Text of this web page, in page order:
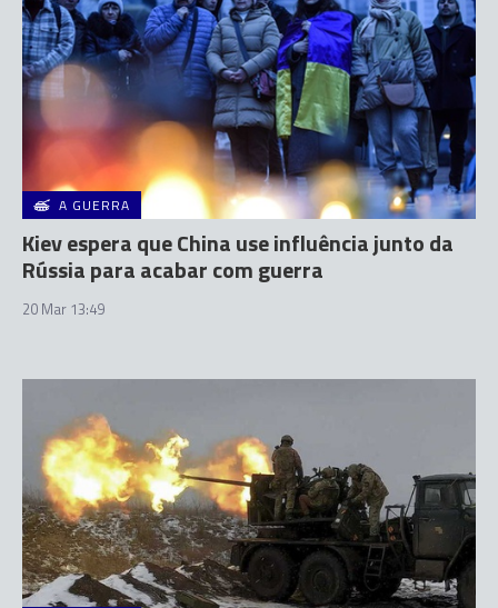
A GUERRA
Kiev espera que China use influência junto da
Rússia para acabar com guerra
20 Mar 13:49